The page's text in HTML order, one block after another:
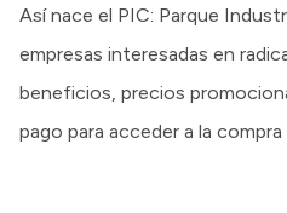
Así nace el PIC: Parque
empresas interesadas en
beneficios, precios
pago para acceder a la